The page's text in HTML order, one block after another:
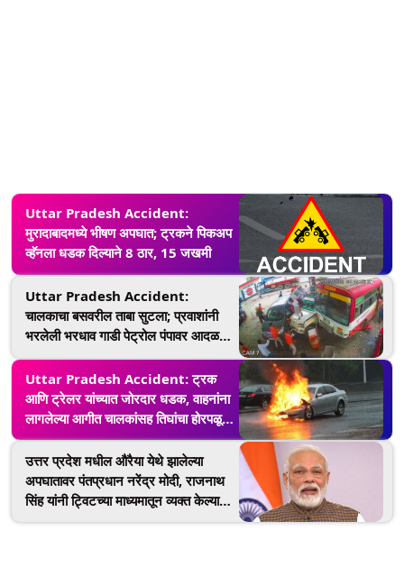
Uttar Pradesh Accident:
मुरादाबादमध्ये भीषण अपघात; ट्रकने पिकअप
व्हॅनला धडक दिल्याने 8 ठार, 15 जखमी
Uttar Pradesh Accident:
चालकाचा बसवरील ताबा सुटला; प्रवाशांनी
भरलेली भरधाव गाडी पेट्रोल पंपावर आदळली
(See Shocking Video)
Uttar Pradesh Accident: ट्रक
आणि ट्रेलर यांच्यात जोरदार धडक, वाहनांना
लागलेल्या आगीत चालकांसह तिघांचा होरपळून
मृत्यू
उत्तर प्रदेश मधील औरैया येथे झालेल्या
अपघातावर पंतप्रधान नरेंद्र मोदी, राजनाथ
सिंह यांनी ट्विटच्या माध्यमातून व्यक्त केल्या
भावना (View Tweets)